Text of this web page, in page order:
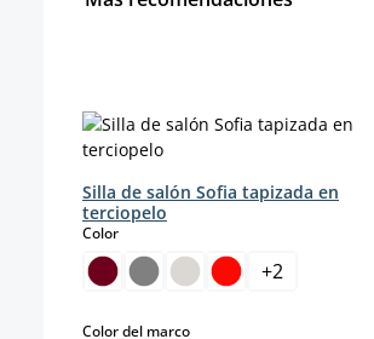
Silla de salón Sofia tapizada en
terciopelo
Colorselect
+2
Color del marcoselect